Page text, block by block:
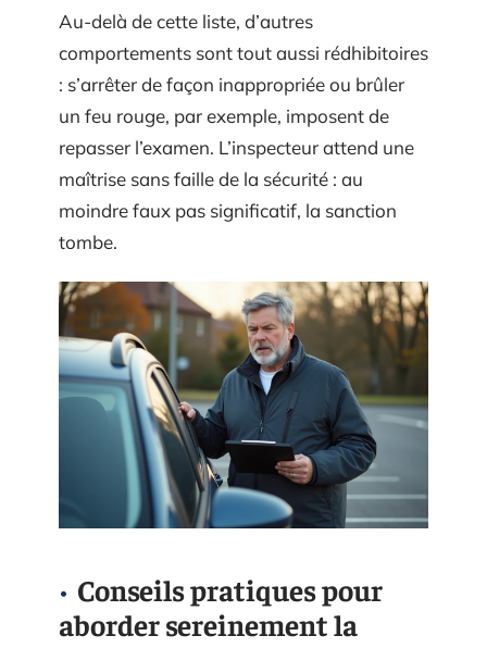
Au-delà de cette liste, d’autres
comportements sont tout aussi rédhibitoires
: s’arrêter de façon inappropriée ou brûler
un feu rouge, par exemple, imposent de
repasser l’examen. L’inspecteur attend une
maîtrise sans faille de la sécurité : au
moindre faux pas significatif, la sanction
tombe.
Conseils pratiques pour
aborder sereinement la